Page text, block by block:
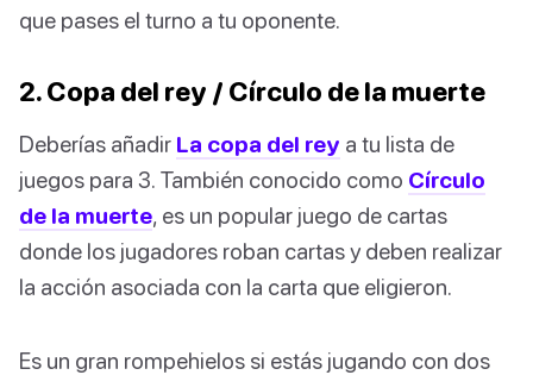
que pases el turno a tu oponente.
2. Copa del rey / Círculo de la muerte
Deberías añadir La copa del rey a tu lista de
juegos para 3. También conocido como Círculo
de la muerte, es un popular juego de cartas
donde los jugadores roban cartas y deben realizar
la acción asociada con la carta que eligieron.
Es un gran rompehielos si estás jugando con dos